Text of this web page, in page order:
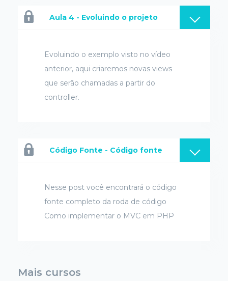
Aula 4 - Evoluindo o projeto
Evoluindo o exemplo visto no vídeo
anterior, aqui criaremos novas views
que serão chamadas a partir do
controller.
Código Fonte - Código fonte
Nesse post você encontrará o código
fonte completo da roda de código
Como implementar o MVC em PHP
Mais cursos